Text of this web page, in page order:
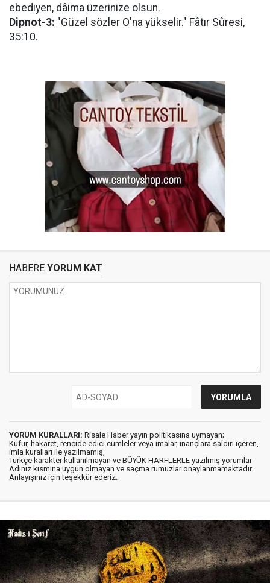
ebediyen, dâima üzerinize olsun.
Dipnot-3: "Güzel sözler O'na yükselir." Fâtır Sûresi,
35:10.
HABERE YORUM KAT
YORUM KURALLARI: Risale Haber yayın politikasına uymayan;
Küfür, hakaret, rencide edici cümleler veya imalar, inançlara saldırı içeren,
imla kuralları ile yazılmamış,
Türkçe karakter kullanılmayan ve BÜYÜK HARFLERLE yazılmış yorumlar
Adınız kısmına uygun olmayan ve saçma rumuzlar onaylanmamaktadır.
Anlayışınız için teşekkür ederiz.